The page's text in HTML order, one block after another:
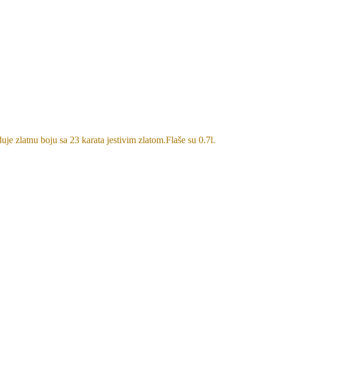
zlatnu boju sa 23 karata jestivim zlatom.Flaše su 0.7l.